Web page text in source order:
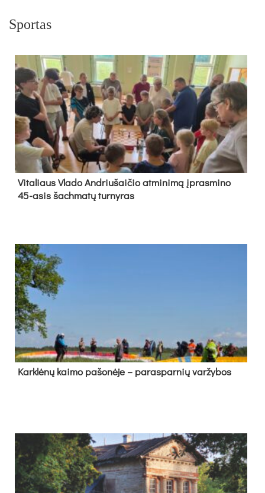
Sportas
Vi­ta­liaus Vla­do And­riu­šai­čio at­mi­ni­mą įpras­mi­no
45-asis šach­ma­tų tur­ny­ras
Kark­lė­nų kai­mo pa­šo­nė­je – pa­ras­par­nių var­žy­bos